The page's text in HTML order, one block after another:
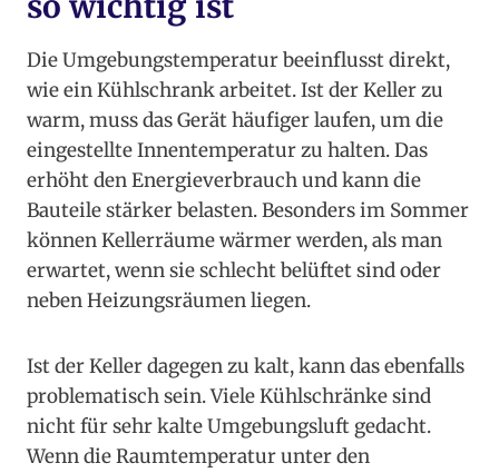
Die Umgebungstemperatur beeinflusst direkt,
wie ein Kühlschrank arbeitet. Ist der Keller zu
warm, muss das Gerät häufiger laufen, um die
eingestellte Innentemperatur zu halten. Das
erhöht den Energieverbrauch und kann die
Bauteile stärker belasten. Besonders im Sommer
können Kellerräume wärmer werden, als man
erwartet, wenn sie schlecht belüftet sind oder
neben Heizungsräumen liegen.
Ist der Keller dagegen zu kalt, kann das ebenfalls
problematisch sein. Viele Kühlschränke sind
nicht für sehr kalte Umgebungsluft gedacht.
Wenn die Raumtemperatur unter den